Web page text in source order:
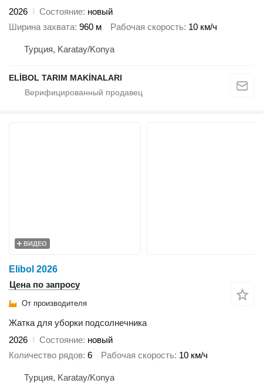
2026
Состояние новый
Ширина захвата 960 м Рабочая скорость 10 км/ч
Турция, Karatay/Konya
ELİBOL TARIM MAKİNALARI
ВИДЕО
Elibol 2026
Цена по запросу
От производителя
Жатка для уборки подсолнечника
2026
Состояние новый
Количество рядов 6 Рабочая скорость 10 км/ч
Турция, Karatay/Konya